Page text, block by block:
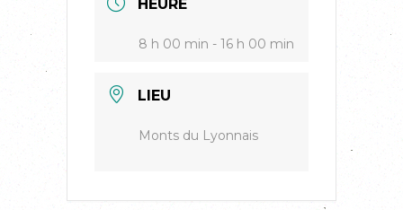
HEURE
8 h 00 min - 16 h 00 min
LIEU
Monts du Lyonnais